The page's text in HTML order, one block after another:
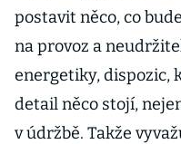
postavit něco, co
na provoz a
energetiky, dispozic,
detail něco stojí,
v údržbě. Takže